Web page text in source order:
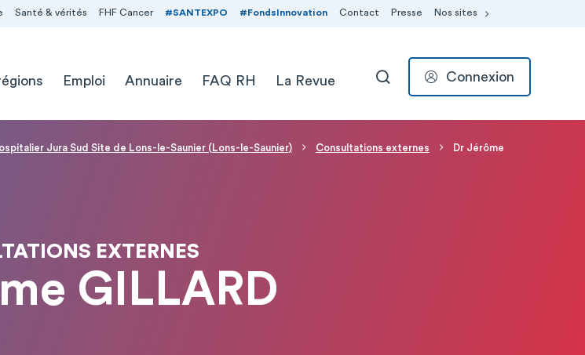
Santé & vérités FHF Cancer #SANTEXPO #FondsInnovation Contact Presse Nos sites
Emploi Annuaire FAQ RH La Revue RECHERCHER
Connexion
Jura Sud Site de Lons-le-Saunier (Lons-le-Saunier) Consultations externes
Dr Jérôme
EXTERNES
GILLARD